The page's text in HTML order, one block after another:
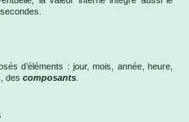
d’éléments : jour, mois, année, heure,
des composants